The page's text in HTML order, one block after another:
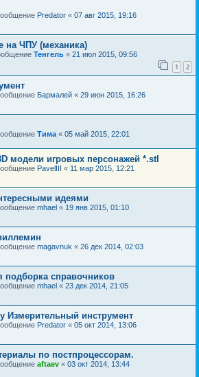
Predator « 07 авг 2015, 19:16
на ЧПУ (механика)
Тенгель « 21 июл 2015, 09:56
1 2
Бармалей « 29 июн 2015, 16:26
Тима « 05 май 2015, 22:01
модели игровых персонажей *.stl
PavelIII « 11 мар 2015, 12:21
идеями
mhael « 19 янв 2015, 01:10
magavnuk « 26 дек 2014, 02:03
подборка справочников
mhael « 23 дек 2014, 21:05
Измерительный инструмент
Predator « 05 окт 2014, 13:06
по постпроцессорам.
aftaev « 03 окт 2014, 13:44